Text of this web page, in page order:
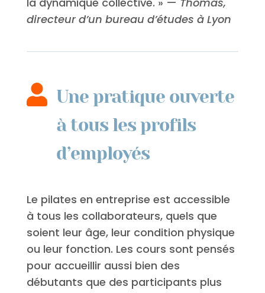
directeur d’un bureau d’études à Lyon
 Une pratique ouverte
à tous les profils
d’employés
Le pilates en entreprise est accessible
à tous les collaborateurs, quels que
soient leur âge, leur condition physique
ou leur fonction. Les cours sont pensés
pour accueillir aussi bien des
débutants que des participants plus